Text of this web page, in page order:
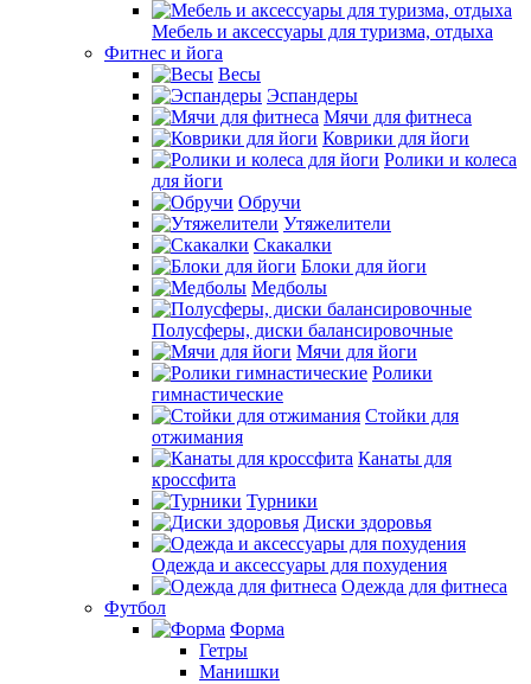
Мебель и аксессуары для туризма, отдыха
Фитнес и йога
Весы
Эспандеры
Мячи для фитнеса
Коврики для йоги
Ролики и колеса
для йоги
Обручи
Утяжелители
Скакалки
Блоки для йоги
Медболы
Полусферы, диски балансировочные
Мячи для йоги
Ролики
гимнастические
Стойки для
отжимания
Канаты для
кроссфита
Турники
Диски здоровья
Одежда и аксессуары для похудения
Одежда для фитнеса
Футбол
Форма
Гетры
Манишки